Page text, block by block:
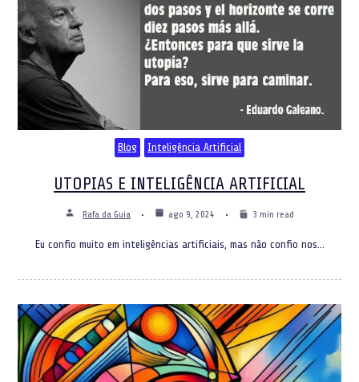
Blog Inteligência Artificial
UTOPIAS E INTELIGÊNCIA ARTIFICIAL
Rafa da Guia ago 9, 2024 3 min read
Eu confio muito em inteligências artificiais, mas não confio nos…